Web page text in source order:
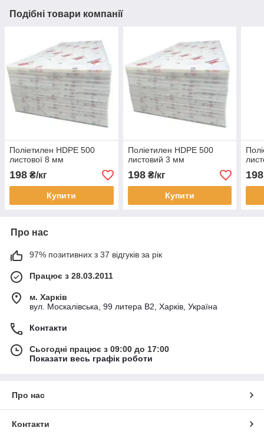
Подібні товари компанії
Поліетилен HDPE 500
листової 8 мм
198 ₴/кг
Купити
Поліетилен HDPE 500
листовий 3 мм
198₴/кг
Купити
198
Про нас
97% позитивних з 37 відгуків за рік
Працює з 28.03.2011
м. Харків
вул. Москалівська, 99 литера В2, Харків, Україна
Контакти
Сьогодні працює з 09:00 до 17:00
Показати весь графік роботи
Про нас
Контакти